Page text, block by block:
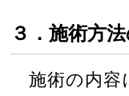
３．施術方
施術の内容